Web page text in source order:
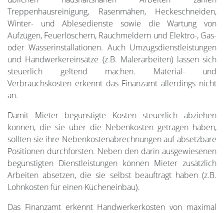
Treppenhausreinigung, Rasenmähen, Heckeschneiden,
Winter- und Ablesedienste sowie die Wartung von
Aufzügen, Feuerlöschern, Rauchmeldern und Elektro-, Gas-
oder Wasserinstallationen. Auch Umzugsdienstleistungen
und Handwerkereinsätze (z.B. Malerarbeiten) lassen sich
steuerlich geltend machen. Material- und
Verbrauchskosten erkennt das Finanzamt allerdings nicht
an.
Damit Mieter begünstigte Kosten steuerlich abziehen
können, die sie über die Nebenkosten getragen haben,
sollten sie ihre Nebenkostenabrechnungen auf absetzbare
Positionen durchforsten. Neben den darin ausgewiesenen
begünstigten Dienstleistungen können Mieter zusätzlich
Arbeiten absetzen, die sie selbst beauftragt haben (z.B.
Lohnkosten für einen Kücheneinbau).
Das Finanzamt erkennt Handwerkerkosten von maximal